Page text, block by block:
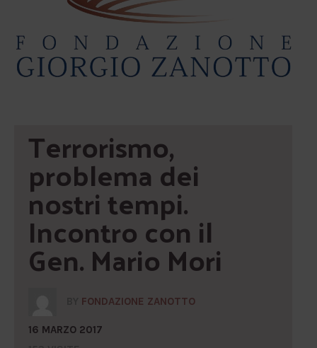
Terrorismo,
problema dei
nostri tempi.
Incontro con il
Gen. Mario Mori
FONDAZIONE ZANOTTO
16 MARZO 2017